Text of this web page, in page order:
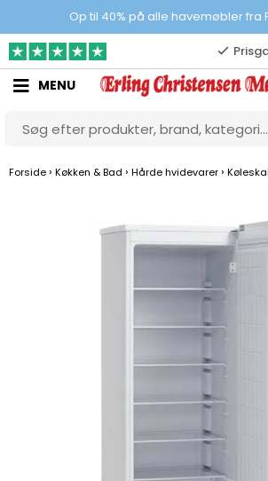
Op til 40% på alle havemøbler fra
100%
10.000 m2
Gratis & gode
MENU
Forside › Køkken & Bad › Hårde hvidevarer ›